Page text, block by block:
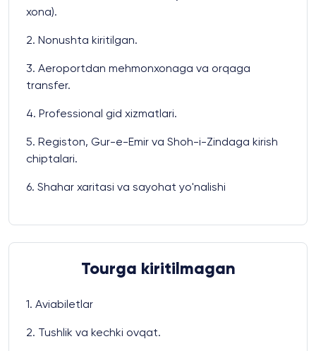
xona).
2. Nonushta kiritilgan.
3. Aeroportdan mehmonxonaga va orqaga
transfer.
4. Professional gid xizmatlari.
5. Registon, Gur-e-Emir va Shoh-i-Zindaga kirish
chiptalari.
6. Shahar xaritasi va sayohat yo'nalishi
Tourga kiritilmagan
1. Aviabiletlar
2. Tushlik va kechki ovqat.